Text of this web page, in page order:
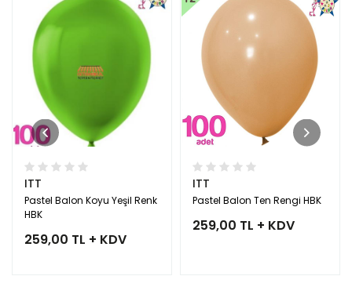
ITT
Pastel Balon Koyu Yeşil Renk
HBK
259,00 TL + KDV
ITT
Pastel Balon Ten Rengi HBK
259,00 TL + KDV